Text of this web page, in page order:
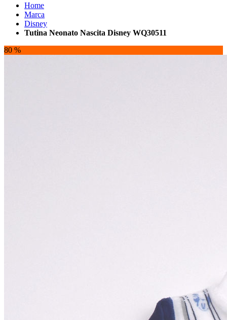
Home
Marca
Disney
Tutina Neonato Nascita Disney WQ30511
80 %